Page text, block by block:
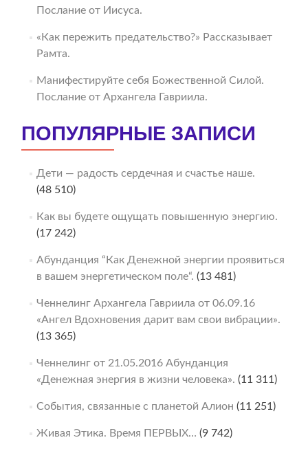
Послание от Иисуса.
«Как пережить предательство?» Рассказывает
Рамта.
Манифестируйте себя Божественной Силой.
Послание от Архангела Гавриила.
ПОПУЛЯРНЫЕ ЗАПИСИ
Дети — радость сердечная и счастье наше.
(48 510)
Как вы будете ощущать повышенную энергию.
(17 242)
Абунданция “Как Денежной энергии проявиться
в вашем энергетическом поле“. (13 481)
Ченнелинг Архангела Гавриила от 06.09.16
«Ангел Вдохновения дарит вам свои вибрации».
(13 365)
Ченнелинг от 21.05.2016 Абунданция
«Денежная энергия в жизни человека». (11 311)
События, связанные с планетой Алион (11 251)
Живая Этика. Время ПЕРВЫХ… (9 742)